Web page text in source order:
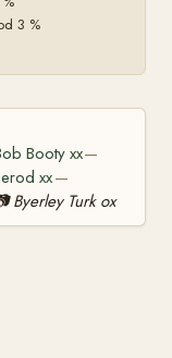
3 %
Booty xx—
xx—
Byerley Turk ox